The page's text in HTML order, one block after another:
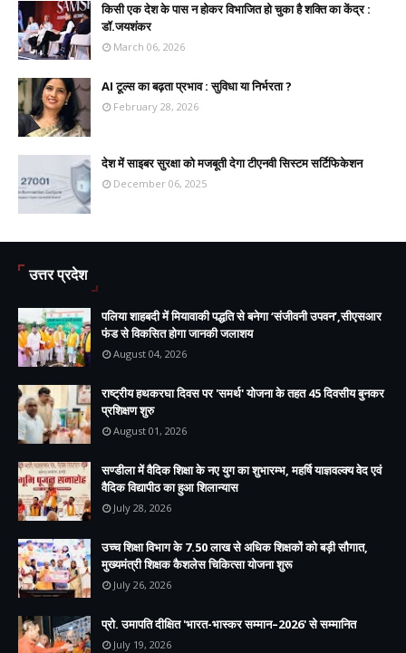
किसी एक देश के पास न होकर विभाजित हो चुका है शक्ति का केंद्र :
डॉ.जयशंकर
March 06, 2026
AI टूल्स का बढ़ता प्रभाव : सुविधा या निर्भरता ?
February 28, 2026
देश में साइबर सुरक्षा को मजबूती देगा टीएनवी सिस्टम सर्टिफिकेशन
December 06, 2025
उत्तर प्रदेश
पलिया शाहबदी में मियावाकी पद्धति से बनेगा ‘संजीवनी उपवन’,सीएसआर
फंड से विकसित होगा जानकी जलाशय
August 04, 2026
राष्ट्रीय हथकरघा दिवस पर 'समर्थ' योजना के तहत 45 दिवसीय बुनकर
प्रशिक्षण शुरु
August 01, 2026
सण्डीला में वैदिक शिक्षा के नए युग का शुभारम्भ, महर्षि याज्ञवल्क्य वेद एवं
वैदिक विद्यापीठ का हुआ शिलान्यास
July 28, 2026
उच्च शिक्षा विभाग के 7.50 लाख से अधिक शिक्षकों को बड़ी सौगात,
मुख्यमंत्री शिक्षक कैशलेस चिकित्सा योजना शुरू
July 26, 2026
प्रो. उमापति दीक्षित 'भारत-भास्कर सम्मान–2026' से सम्मानित
July 19, 2026